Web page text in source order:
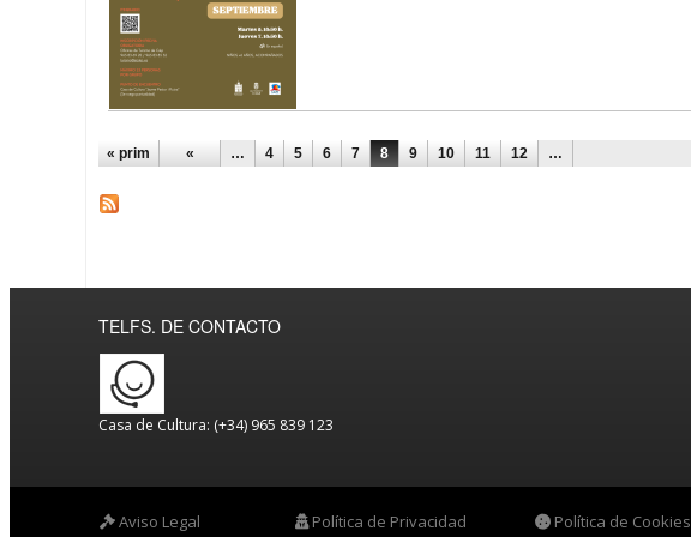
PÁGINAS
« prim « … 4 5 6 7 8 9 10 11 12 …
TELFS. DE CONTACTO
Casa de Cultura: (+34) 965 839 123
Aviso Legal Política de Privacidad Política de Cookies